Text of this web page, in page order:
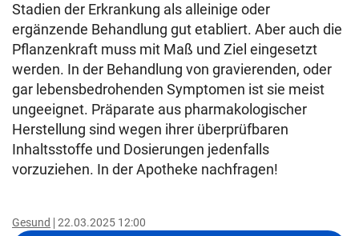
Stadien der Erkrankung als alleinige oder
ergänzende Behandlung gut etabliert. Aber auch die
Pflanzenkraft muss mit Maß und Ziel eingesetzt
werden. In der Behandlung von gravierenden, oder
gar lebensbedrohenden Symptomen ist sie meist
ungeeignet. Präparate aus pharmakologischer
Herstellung sind wegen ihrer überprüfbaren
Inhaltsstoffe und Dosierungen jedenfalls
vorzuziehen. In der Apotheke nachfragen!
Gesund 22.03.2025 12:00